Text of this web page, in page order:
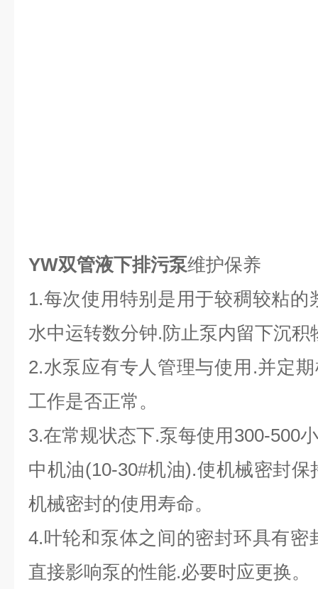
YW双管液下排污泵维护保养
1.每次使用特别是用于较稠较粘
水中运转数分钟.防止泵内留下沉积
2.水泵应有专人管理与使用.并定
工作是否正常。
3.在常规状态下.泵每使用300-500
中机油(10-30#机油).使机械密封
机械密封的使用寿命。
4.叶轮和泵体之间的密封环具有密
直接影响泵的性能.必要时应更换。